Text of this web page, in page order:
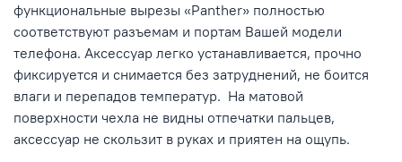
функциональные вырезы «Panther» полностью
соответствуют разъемам и портам Вашей модели
телефона. Аксессуар легко устанавливается, прочно
фиксируется и снимается без затруднений, не боится
влаги и перепадов температур. На матовой
поверхности чехла не видны отпечатки пальцев,
аксессуар не скользит в руках и приятен на ощупь.